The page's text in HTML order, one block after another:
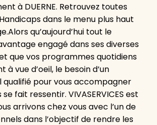
à DUERNE. Retrouvez toutes
dans le menu plus haut
qu’aujourd’hui tout le
engagé dans ses diverses
que vos programmes quotidiens
à vue d’oeil, le besoin d’un
qualifié pour vous accompagner
fait ressentir. VIVASERVICES est
arrivons chez vous avec l’un de
dans l’objectif de rendre les